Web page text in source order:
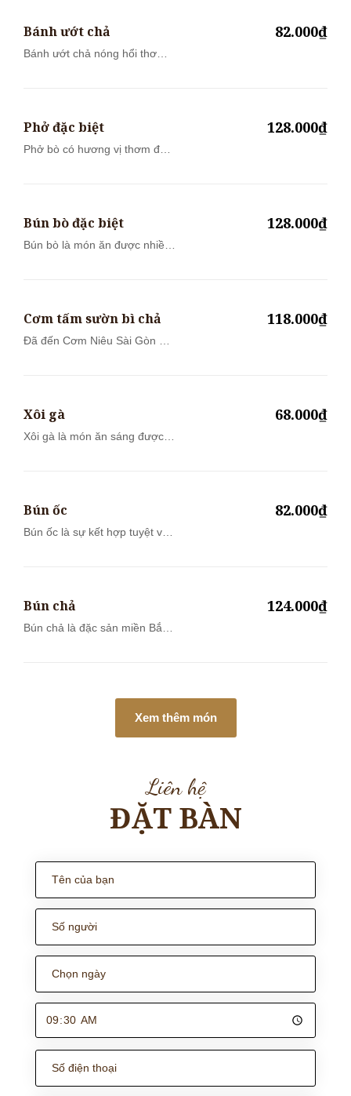
Bánh ướt chả
Bánh ướt chả nóng hổi thơm
82.000₫
Phở đặc biệt
Phở bò có hương vị thơm đặc
128.000₫
Bún bò đặc biệt
Bún bò là món ăn được nhiều
128.000₫
Cơm tấm sườn bì chả
Đã đến Cơm Niêu Sài Gòn mà
118.000₫
Xôi gà
Xôi gà là món ăn sáng được
68.000₫
Bún ốc
Bún ốc là sự kết hợp tuyệt vời
82.000₫
Bún chả
Bún chả là đặc sản miền Bắc
124.000₫
Xem thêm món
Liên hệ
ĐẶT BÀN